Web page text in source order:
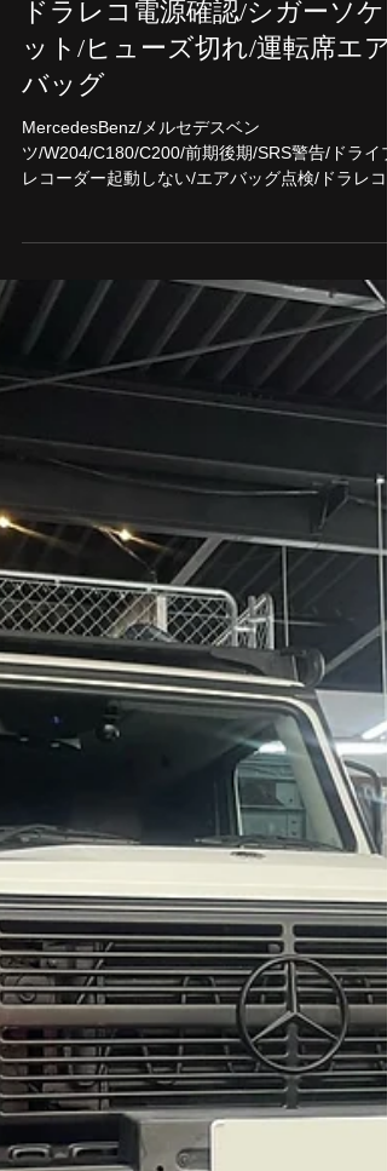
期/SRS警告/ドライブレコーダ
ー起動しない/エアバッグ点検/
ドラレコ電源確認/シガーソケ
ット/ヒューズ切れ/運転席エア
バッグ
源確認/シガーソケット/ヒューズ切れ/運転席エア
ッグ